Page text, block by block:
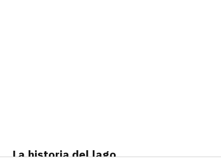
La historia del lago